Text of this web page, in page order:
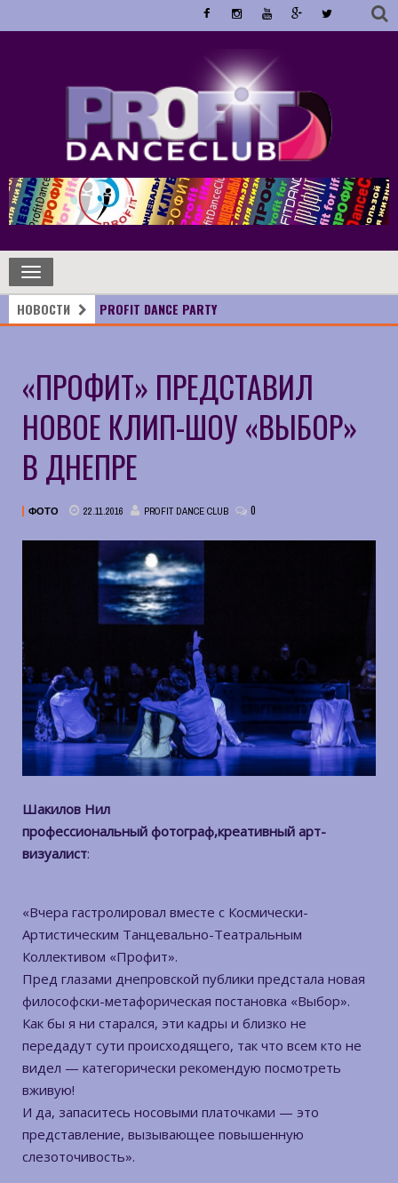
Toggle
navigation
НОВОСТИ PROFIT DANCE PARTY
«ПРОФИТ» ПРЕДСТАВИЛ
НОВОЕ КЛИП-ШОУ «ВЫБОР»
В ДНЕПРЕ
ФОТО 22.11.2016 PROFIT DANCE CLUB 0
Шакилов Нил
профессиональный фотограф,креативный арт-
визуалист:
«Вчера гастролировал вместе с Космически-
Артистическим Танцевально-Театральным
Коллективом «Профит».
Пред глазами днепровской публики предстала новая
философски-метафорическая постановка «Выбор».
Как бы я ни старался, эти кадры и близко не
передадут сути происходящего, так что всем кто не
видел — категорически рекомендую посмотреть
вживую!
И да, запаситесь носовыми платочками — это
представление, вызывающее повышенную
слезоточивость».